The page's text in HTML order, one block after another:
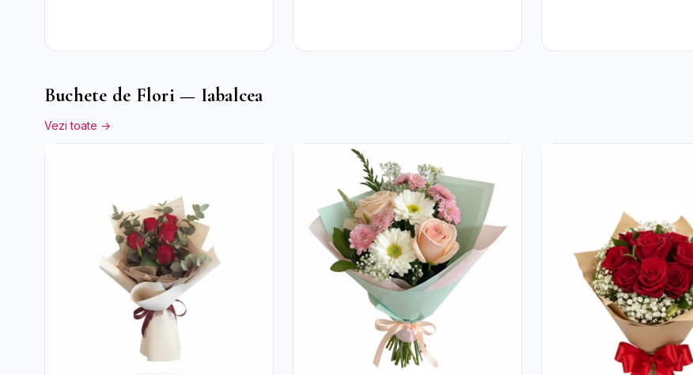
Buchete de Flori — Iabalcea
Vezi toate →